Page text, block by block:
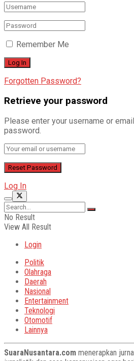
Remember Me
Forgotten Password?
Retrieve your password
Please enter your username or
password.
Log In
No Result
View All Result
Login
Politik
Olahraga
Daerah
Nasional
Entertainment
Teknologi
Otomotif
Lainnya
SuaraNusantara.com menerapkan